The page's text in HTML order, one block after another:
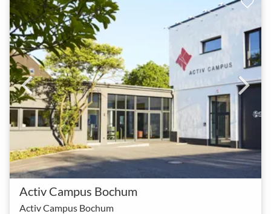
Activ Campus Bochum
Activ Campus Bochum